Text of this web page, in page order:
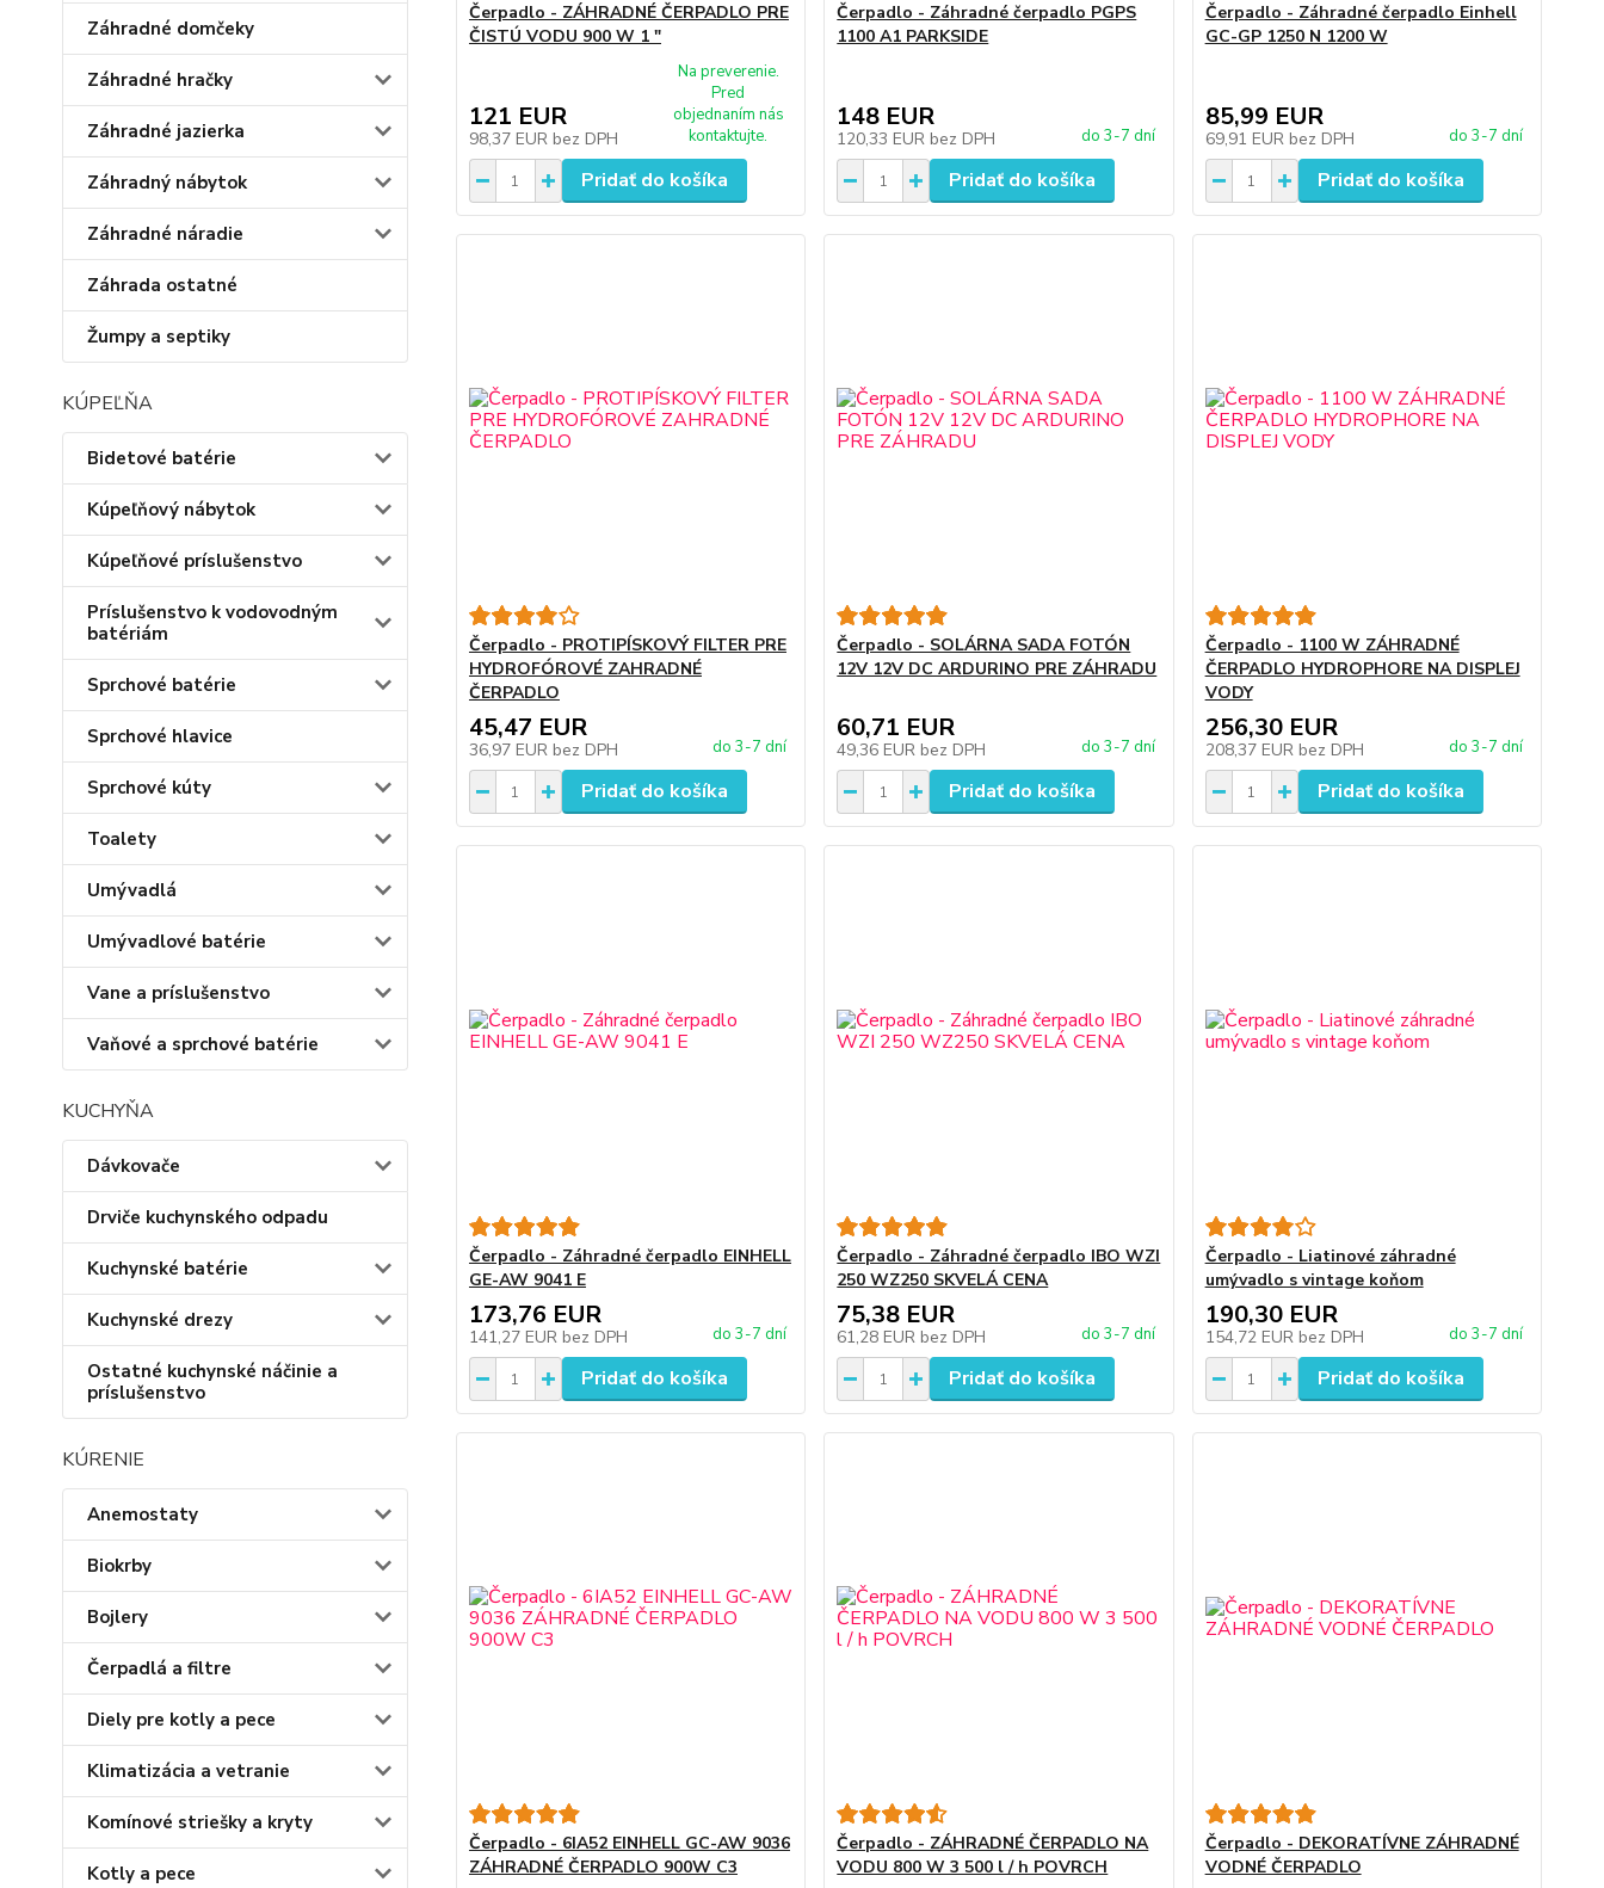
Záhradné domčeky
Záhradné hračky
Záhradné jazierka
Záhradný nábytok
Záhradné náradie
Záhrada ostatné
Žumpy a septiky
KÚPEĽŇA
Bidetové batérie
Kúpeľňový nábytok
Kúpeľňové príslušenstvo
Príslušenstvo k vodovodným
batériám
Sprchové batérie
Sprchové hlavice
Sprchové kúty
Toalety
Umývadlá
Umývadlové batérie
Vane a príslušenstvo
Vaňové a sprchové batérie
KUCHYŇA
Dávkovače
Drviče kuchynského odpadu
Kuchynské batérie
Kuchynské drezy
Ostatné kuchynské náčinie a
príslušenstvo
KÚRENIE
Anemostaty
Biokrby
Bojlery
Čerpadlá a filtre
Diely pre kotly a pece
Klimatizácia a vetranie
Komínové striešky a kryty
Kotly a pece
Čerpadlo - ZÁHRADNÉ ČERPADLO PRE
ČISTÚ VODU 900 W 1 "
121 EUR
98,37 EUR bez DPH
Na preverenie.
Pred
objednaním nás
kontaktujte.
Pridať do košíka
Čerpadlo - Záhradné čerpadlo PGPS
1100 A1 PARKSIDE
148 EUR
120,33 EUR bez DPH do 3-7 dní
Pridať do košíka
Čerpadlo - Záhradné čerpadlo Einhell
GC-GP 1250 N 1200 W
85,99 EUR
69,91 EUR bez DPH do 3-7 dní
Pridať do košíka
Čerpadlo - PROTIPÍSKOVÝ FILTER PRE
HYDROFÓROVÉ ZAHRADNÉ
ČERPADLO
45,47 EUR
36,97 EUR bez DPH do 3-7 dní
Pridať do košíka
Čerpadlo - SOLÁRNA SADA FOTÓN
12V 12V DC ARDURINO PRE ZÁHRADU
60,71 EUR
49,36 EUR bez DPH do 3-7 dní
Pridať do košíka
Čerpadlo - 1100 W ZÁHRADNÉ
ČERPADLO HYDROPHORE NA DISPLEJ
VODY
256,30 EUR
208,37 EUR bez DPH do 3-7 dní
Pridať do košíka
Čerpadlo - Záhradné čerpadlo EINHELL
GE-AW 9041 E
173,76 EUR
141,27 EUR bez DPH do 3-7 dní
Pridať do košíka
Čerpadlo - Záhradné čerpadlo IBO WZI
250 WZ250 SKVELÁ CENA
75,38 EUR
61,28 EUR bez DPH do 3-7 dní
Pridať do košíka
Čerpadlo - Liatinové záhradné
umývadlo s vintage koňom
190,30 EUR
154,72 EUR bez DPH do 3-7 dní
Pridať do košíka
Čerpadlo - 6IA52 EINHELL GC-AW 9036
ZÁHRADNÉ ČERPADLO 900W C3
Čerpadlo - ZÁHRADNÉ ČERPADLO NA
VODU 800 W 3 500 l / h POVRCH
Čerpadlo - DEKORATÍVNE ZÁHRADNÉ
VODNÉ ČERPADLO